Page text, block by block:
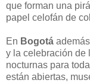
que forman una
papel celofán de
En Bogotá
y la celebración de
nocturnas para
están abiertas,